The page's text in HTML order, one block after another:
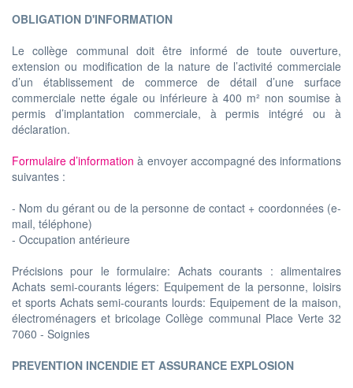
OBLIGATION D'INFORMATION
Le collège communal doit être informé de toute ouverture,
extension ou modification de la nature de l’activité commerciale
d’un établissement de commerce de détail d’une surface
commerciale nette égale ou inférieure à 400 m² non soumise à
permis d’implantation commerciale, à permis intégré ou à
déclaration.
Formulaire d’information à envoyer accompagné des informations
suivantes :
- Nom du gérant ou de la personne de contact + coordonnées (e-
mail, téléphone)
- Occupation antérieure
Précisions pour le formulaire: Achats courants : alimentaires
Achats semi-courants légers: Equipement de la personne, loisirs
et sports Achats semi-courants lourds: Equipement de la maison,
électroménagers et bricolage Collège communal Place Verte 32
7060 - Soignies
PREVENTION INCENDIE ET ASSURANCE EXPLOSION